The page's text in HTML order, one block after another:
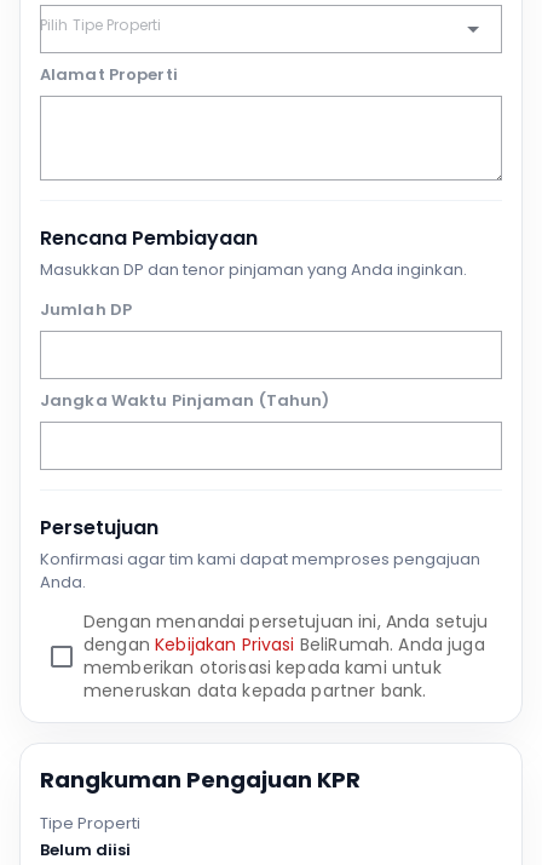
Alamat Properti
Rencana Pembiayaan
Masukkan DP dan tenor pinjaman yang Anda inginkan.
Jumlah DP
Jangka Waktu Pinjaman (Tahun)
Persetujuan
Konfirmasi agar tim kami dapat memproses pengajuan
Anda.
Dengan menandai persetujuan ini, Anda setuju
denganKebijakan Privasi BeliRumah. Anda juga
memberikan otorisasi kepada kami untuk
meneruskan data kepada partner bank.
Rangkuman Pengajuan KPR
Tipe Properti
Belum diisi